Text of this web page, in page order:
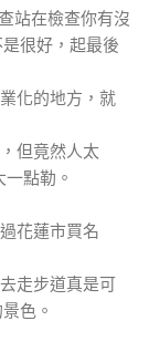
站在檢查你有沒
很好，起最後
化的地方，就
但竟然人太
點勒。
花蓮市買名
走步道真是可
色。